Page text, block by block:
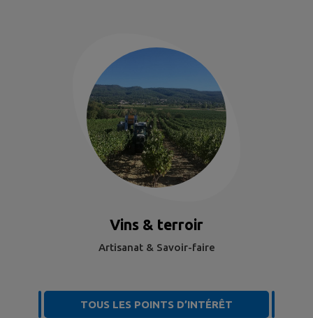
Vins & terroir
Artisanat & Savoir-faire
TOUS LES POINTS D’INTÉRÊT